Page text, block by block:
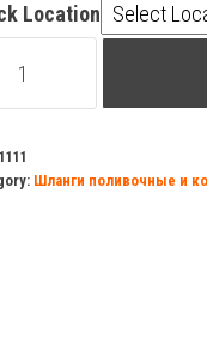
Location
1111
Шланги поливочные и